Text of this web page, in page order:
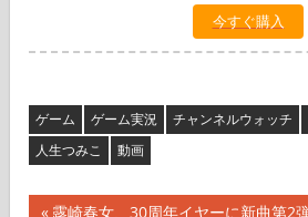
ゲーム ゲーム実況